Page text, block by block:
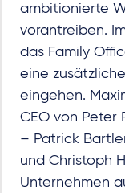
ambitionierte
vorantreiben.
das Family
eine
eingehen.
CEO von Peter
– Patrick
und Christoph
Unternehmen